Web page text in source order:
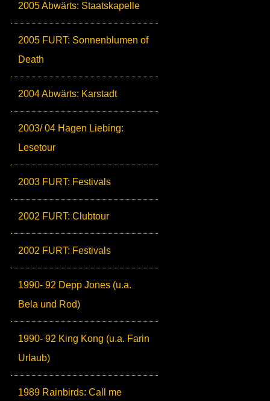
2005 Abwärts: Staatskapelle
2005 FURT: Sonnenblumen of
Death
2004 Abwärts: Karstadt
2003/ 04 Hagen Liebing:
Lesetour
2003 FURT: Festivals
2002 FURT: Clubtour
2002 FURT: Festivals
1990- 92 Depp Jones (u.a.
Bela und Rod)
1990- 92 King Kong (u.a. Farin
Urlaub)
1989 Rainbirds: Call me